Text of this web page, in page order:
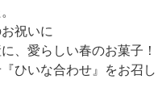
祝いに
、愛らしい春のお菓子！
ひいな合わせ』をお召し